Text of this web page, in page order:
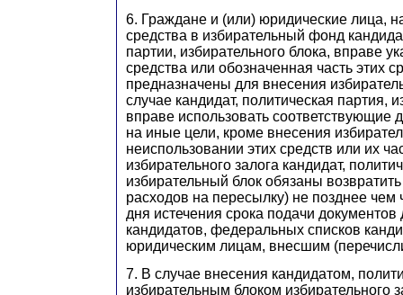
6. Граждане и (или) юридические лица,
средства в избирательный фонд
партии, избирательного блока, вправе
средства или обозначенная часть этих
предназначены для внесения
случае кандидат, политическая партия,
вправе использовать соответствующие
на иные цели, кроме внесения
неиспользовании этих средств или их
избирательного залога кандидат,
избирательный блок обязаны
расходов на пересылку) не позднее чем
дня истечения срока подачи документов
кандидатов, федеральных списков
юридическим лицам, внесшим
7. В случае внесения кандидатом,
избирательным блоком избирательного